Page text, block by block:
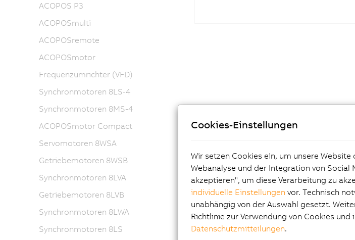
ACOPOS P3
ACOPOSmulti
ACOPOSremote
ACOPOSmotor
Frequenzumrichter (VFD)
Synchronmotoren 8LS-4
Synchronmotoren 8MS-4
ACOPOSmotor Compact
Servomotoren 8WSA
Getriebemotoren 8WSB
Synchronmotoren 8LVA
Getriebemotoren 8LVB
Synchronmotoren 8LWA
Synchronmotoren 8LS
Cookies-Einstellungen
Wir setzen Cookies ein, um unsere
Webanalyse und der Integration von Social
akzeptieren", um diese Verarbeitung zu
individuelle Einstellungen vor. Technisch
unabhängig von der Auswahl gesetzt.
Richtlinie zur Verwendung von Cookies und
Datenschutzmitteilungen.